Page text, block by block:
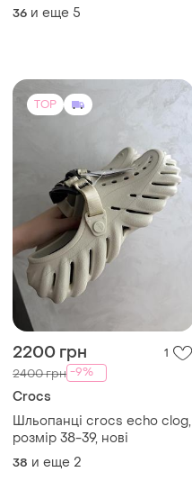
36 и еще 5
TOP
2200 грн 1
2400 грн -9%
Crocs
Шльопанці crocs echo clog,
розмір 38-39, нові
38 и еще 2